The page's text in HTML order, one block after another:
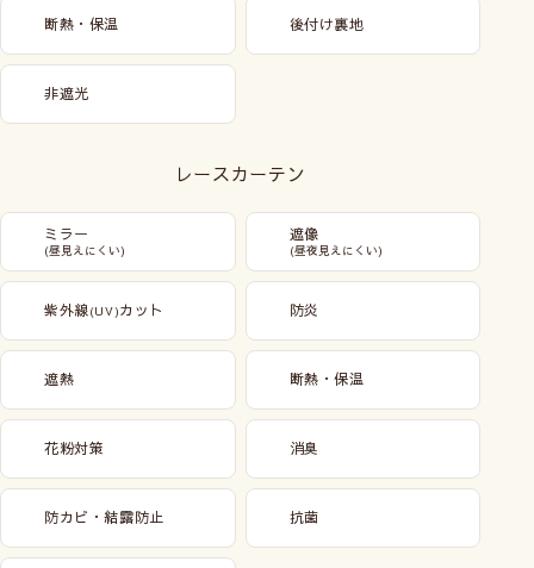
断熱・保温 後付け裏地
非遮光
レースカーテン
ミラー
(昼見えにくい)
遮像
(昼夜見えにくい)
紫外線(UV)カット 防炎
遮熱 断熱・保温
花粉対策 消臭
防カビ・結露防止 抗菌